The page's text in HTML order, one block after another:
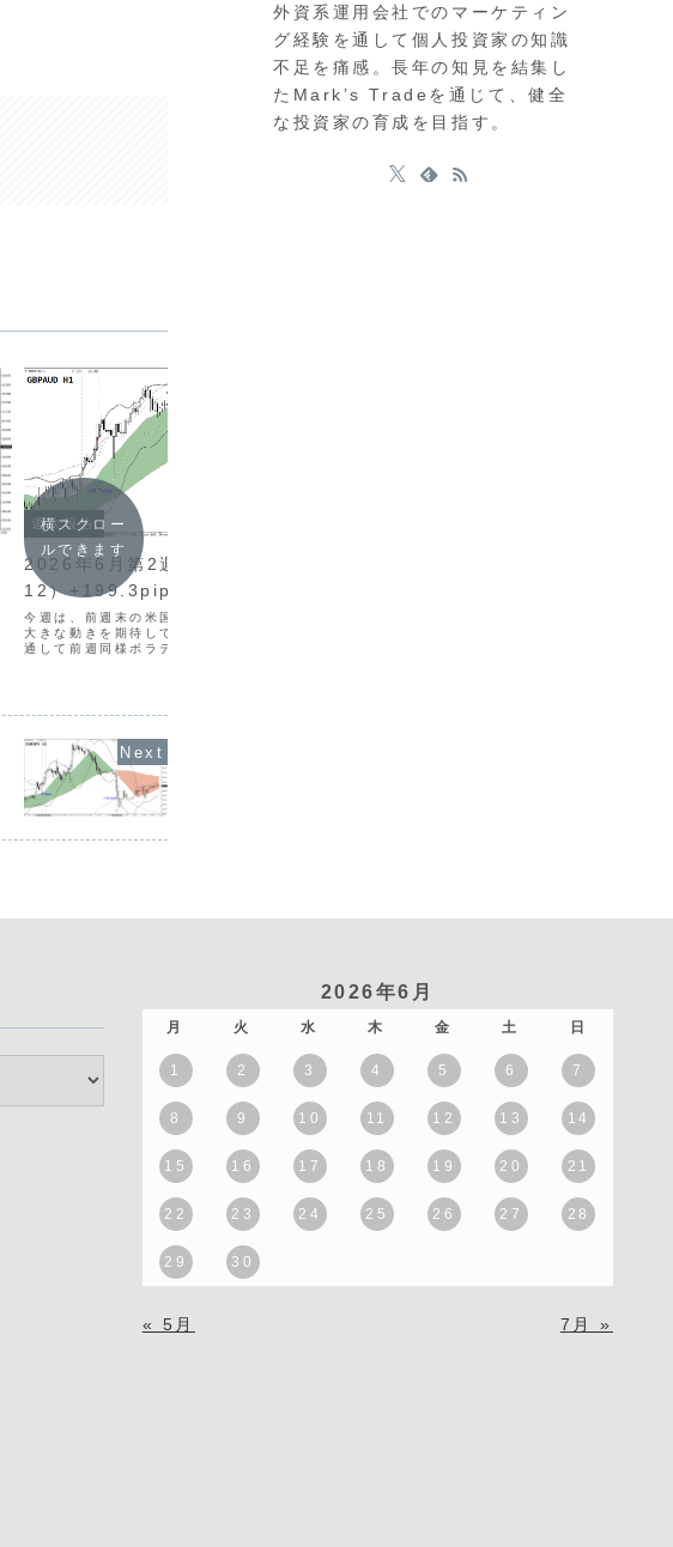
週次報告
2026年6月第2週（6/8-
12）+199.3pips
今週は、前週末の米国雇用統計をうけて
大きな動きを期待していましたが、週を
通して前週同様ボラティリティが高まり
横スクロー
ルできます
外資系運用会社でのマーケティン
グ経験を通して個人投資家の知識
不足を痛感。長年の知見を結集し
たMark’s Tradeを通じて、健全
な投資家の育成を目指す。
2026年6月
月 火 水 木 金 土 日
1 2 3 4 5 6 7
8 9 10 11 12 13 14
15 16 17 18 19 20 21
22 23 24 25 26 27 28
29 30
« 5月 7月 »